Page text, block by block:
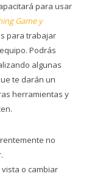
para usar
Game y
para trabajar
Podrás
algunas
te darán un
herramientas y
no
o cambiar